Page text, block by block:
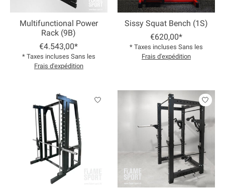
Multifunctional Power
Rack (9B)
€4.543,00*
* Taxes incluses Sans les
Frais d'expédition
Sissy Squat Bench (1S)
€620,00*
* Taxes incluses Sans les
Frais d'expédition